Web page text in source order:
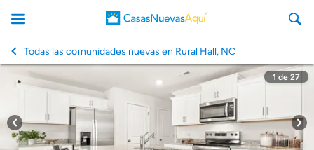
CasasNuevasAqui
Todas las comunidades nuevas en Rural Hall, NC
1 de 27